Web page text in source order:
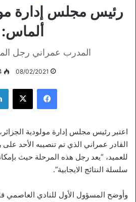
رئيس مجلس إدارة
ألماس:
المدرب عمراني رجل
08/02/2021
فيسبوك ‫X
اعتبر رئيس مجلس إدارة مولودية
القادر عمراني الذي تم تنصيبه الأحد
للعميد، “يعد رجل هذه المرحلة حيث
سلسلة النتائج الايجابية”.
وأوضح المسؤول الأول للنادي العاصمي